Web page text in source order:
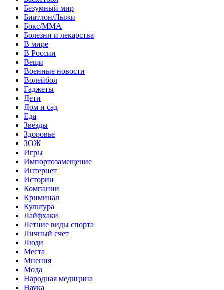
Безумный мир
Биатлон/Лыжи
Бокс/MMA
Болезни и лекарства
В мире
В России
Вещи
Военные новости
Волейбол
Гаджеты
Дети
Дом и сад
Еда
Звёзды
Здоровье
ЗОЖ
Игры
Импортозамещение
Интернет
Истории
Компании
Криминал
Культура
Лайфхаки
Летние виды спорта
Личный счет
Люди
Места
Мнения
Мода
Народная медицина
Наука